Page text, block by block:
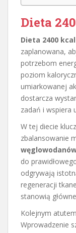
Dieta
Dieta 2400
zaplanowana,
potrzebom
poziom
umiarkowanej
dostarcza
zadań i wspiera
W tej diecie
zbalansowanie
do
odgrywają
regeneracji
stanowią
Kolejnym
Wprowadzenie